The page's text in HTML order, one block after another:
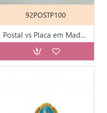
92POSTP100
Postal vs Placa em Madeira Diversos Motivos